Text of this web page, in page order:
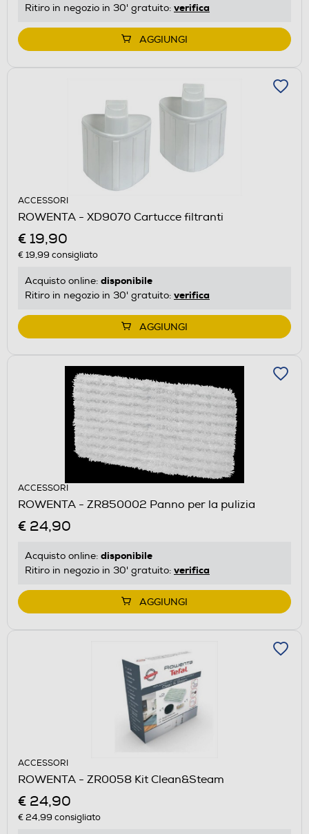
Ritiro in negozio in 30' gratuito: verifica
AGGIUNGI
ACCESSORI
ROWENTA - XD9070 Cartucce filtranti
€ 19,90
€ 19,99 consigliato
Acquisto online: disponibile
Ritiro in negozio in 30' gratuito: verifica
AGGIUNGI
ACCESSORI
ROWENTA - ZR850002 Panno per la pulizia
€ 24,90
Acquisto online: disponibile
Ritiro in negozio in 30' gratuito: verifica
AGGIUNGI
ACCESSORI
ROWENTA - ZR0058 Kit Clean&Steam
€ 24,90
€ 24,99 consigliato